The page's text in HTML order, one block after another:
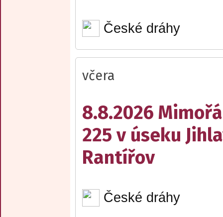
České dráhy
včera
8.8.2026
225 v úseku
Rantířov
České dráhy